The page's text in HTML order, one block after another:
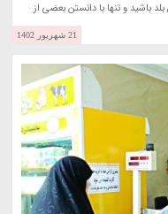
باشید و تنها با دانستن بعضی از
21 شهریور 1402